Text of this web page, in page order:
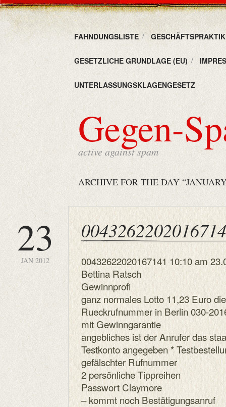
FAHNDUNGSLISTE
GESETZLICHE GRUNDLAGE (EU)
UNTERLASSUNGSKLAGENGESETZ
Gegen-
active against spam
ARCHIVE FOR THE DAY
23
JAN 2012
00432622020167141 10:10 am
Bettina Ratsch
Gewinnprofi
ganz normales Lotto 11,23 Euro
Rueckrufnummer in Berlin 030-
mit Gewinngarantie
angebliches ist der Anrufer das
Testkonto angegeben *
gefälschter Rufnummer
2 persönliche Tippreihen
Passwort Claymore
– kommt noch Bestätigungsanruf